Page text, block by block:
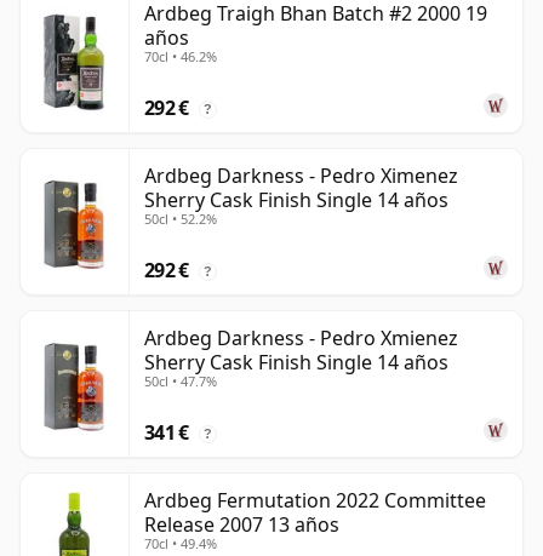
Ardbeg Traigh Bhan Batch #2 2000 19
años
70cl • 46.2%
292 € ?
Ardbeg Darkness - Pedro Ximenez
Sherry Cask Finish Single 14 años
50cl • 52.2%
292 € ?
Ardbeg Darkness - Pedro Xmienez
Sherry Cask Finish Single 14 años
50cl • 47.7%
341 € ?
Ardbeg Fermutation 2022 Committee
Release 2007 13 años
70cl • 49.4%